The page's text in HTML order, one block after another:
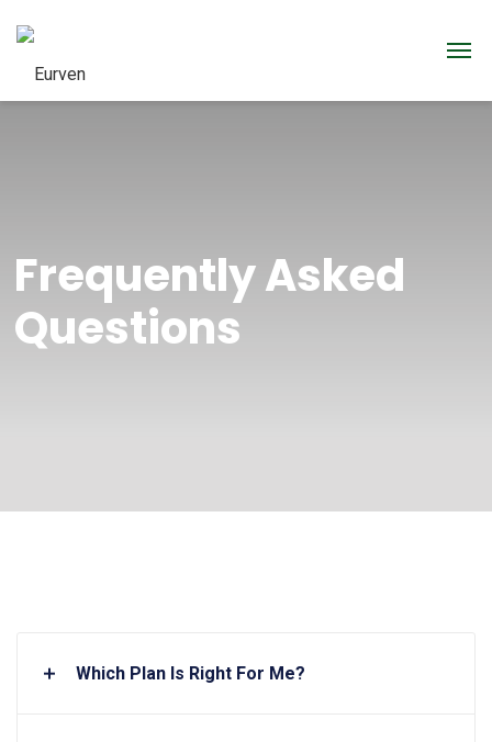
Frequently Asked
Questions
Which Plan Is Right For Me?